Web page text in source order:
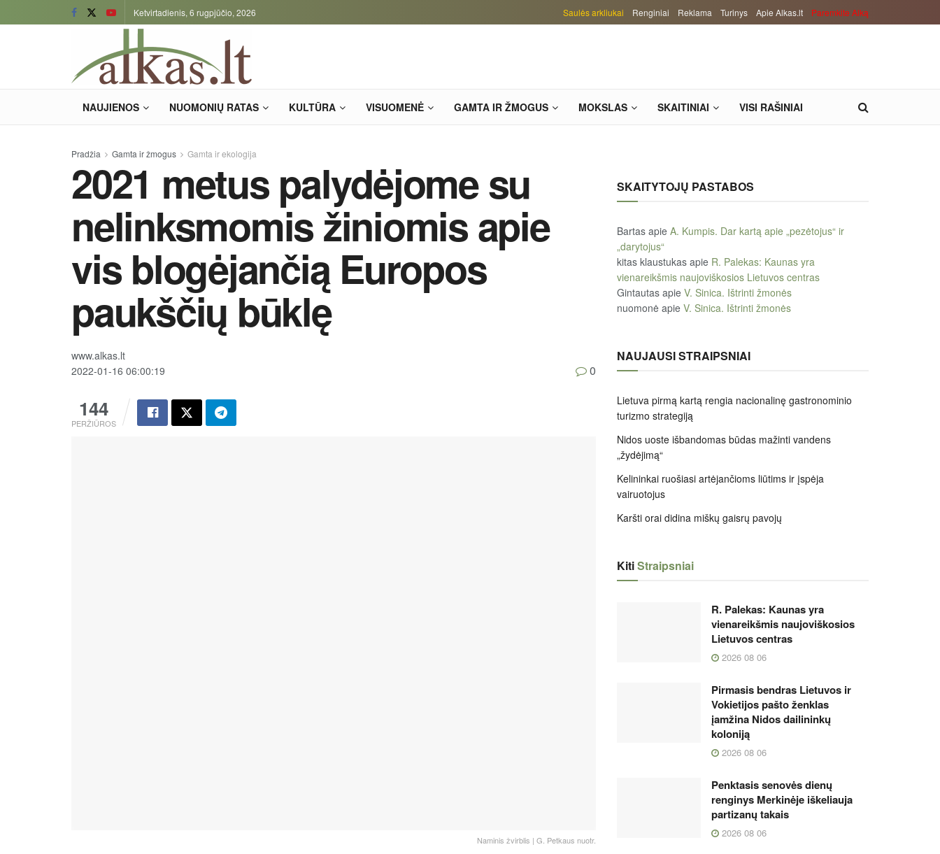
Ketvirtadienis, 6 rugpjūčio, 2026 Saulės arkliukai Renginiai Reklama Turinys Apie Alkas.lt Paremkite Alką
NAUJIENOS NUOMONIŲ RATAS KULTŪRA VISUOMENĖ GAMTA IR ŽMOGUS MOKSLAS SKAITINIAI VISI RAŠINIAI
Pradžia Gamta ir žmogus Gamta ir ekologija
2021 metus palydėjome su
nelinksmomis žiniomis apie
vis blogėjančią Europos
paukščių būklę
www.alkas.lt
2022-01-16 06:00:19
144
PERŽIŪROS
0
Naminis žvirblis | G. Petkaus nuotr.
SKAITYTOJŲ PASTABOS
Bartas apie A. Kumpis. Dar kartą apie „pezėtojus“ ir
„darytojus“
kitas klaustukas apie R. Palekas: Kaunas yra
vienareikšmis naujoviškosios Lietuvos centras
Gintautas apie V. Sinica. Ištrinti žmonės
nuomonė apie V. Sinica. Ištrinti žmonės
NAUJAUSI STRAIPSNIAI
Lietuva pirmą kartą rengia nacionalinę gastronominio
turizmo strategiją
Nidos uoste išbandomas būdas mažinti vandens
„žydėjimą“
Kelininkai ruošiasi artėjančioms liūtims ir įspėja
vairuotojus
Karšti orai didina miškų gaisrų pavojų
KitiStraipsniai
R. Palekas: Kaunas yra
vienareikšmis naujoviškosios
Lietuvos centras
2026 08 06
Pirmasis bendras Lietuvos ir
Vokietijos pašto ženklas
įamžina Nidos dailininkų
koloniją
2026 08 06
Penktasis senovės dienų
renginys Merkinėje iškeliauja
partizanų takais
2026 08 06